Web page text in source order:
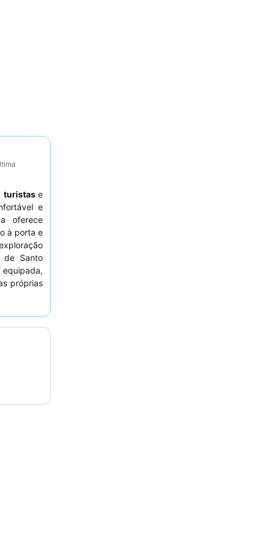
turistase
e
oferece
à porta e
Santo
próprias
a
os